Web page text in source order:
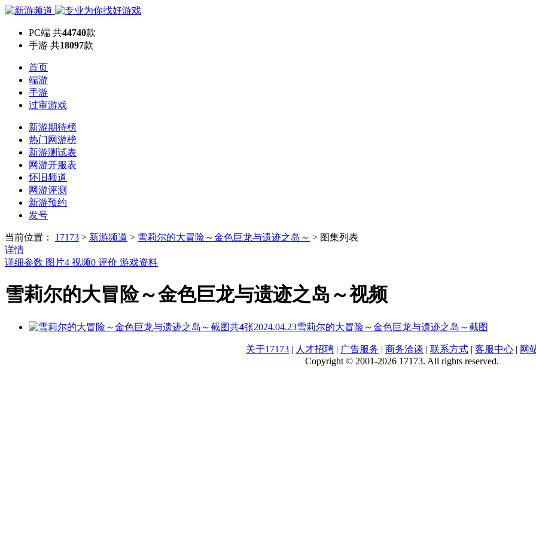
PC端 共44740款
手游 共18097款
首页
端游
手游
过审游戏
新游期待榜
热门网游榜
新游测试表
网游开服表
怀旧频道
网游评测
新游预约
发号
当前位置： 17173 > 新游频道 > 雪莉尔的大冒险～金色巨龙与遗迹之岛～ > 图集列表
详情
详细参数 图片4 视频0 评价 游戏资料
雪莉尔的大冒险～金色巨龙与遗迹之岛～视频
共4张2024.04.23雪莉尔的大冒险～金色巨龙与遗迹之岛～截图
关于17173 | 人才招聘 | 广告服务 | 商务洽谈 | 联系方式 | 客服中心 | 网
Copyright © 2001-2026 17173. All rights reserved.